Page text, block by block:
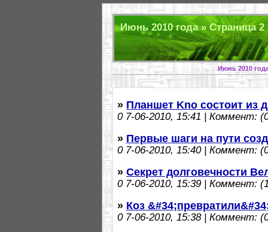
Июнь 2010 года » Страница 2
Июнь 2010
» Планшет Kno состоит из
07-06-2010, 15:41 | Коммент:
» Первые шаги на пути
07-06-2010, 15:40 | Коммент:
» Секрет долговечности
07-06-2010, 15:39 | Коммент:
» Коз
07-06-2010, 15:38 | Коммент: